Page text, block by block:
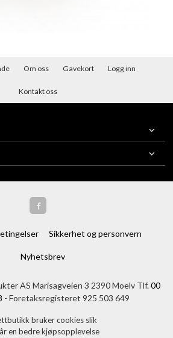
Om oss Gavekort Logg inn
Kontakt oss
Sikkerhet og personvern
Nyhetsbrev
AS Marisagveien 3 2390 Moelv Tlf.00
- Foretaksregisteret 925 503 649
bruker cookies slik
en bedre kjøpsopplevelse